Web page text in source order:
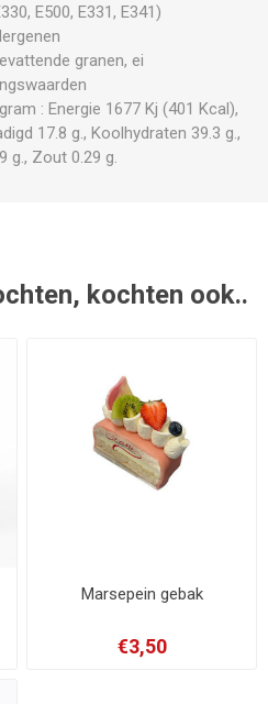
E500, E331, E341)
granen, ei
: Energie 1677 Kj (401 Kcal),
17.8 g., Koolhydraten 39.3 g.,
g., Zout 0.29 g.
kochten ook..
Marsepein gebak
€3,50